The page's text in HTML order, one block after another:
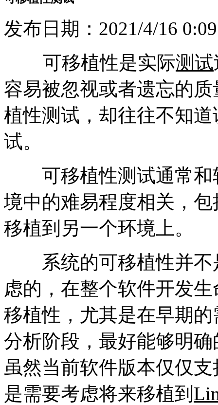
发布日期：2021/4/16
可移植性是实际测试
容易被忽视或者遗忘的
植性测试，却往往不知
试。
可移植性测试通常和
境中的难易程度相关，
移植到另一个环境上。
系统的可移植性并不
虑的，在整个软件开发
移植性，尤其是在早期
分析阶段，最好能够明
虽然当前软件版本仅仅
是需要考虑将来移植到